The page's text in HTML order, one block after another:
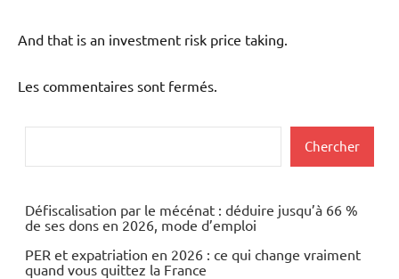
And that is an investment risk price taking.
Les commentaires sont fermés.
Chercher
Défiscalisation par le mécénat : déduire jusqu’à 66 %
de ses dons en 2026, mode d’emploi
PER et expatriation en 2026 : ce qui change vraiment
quand vous quittez la France